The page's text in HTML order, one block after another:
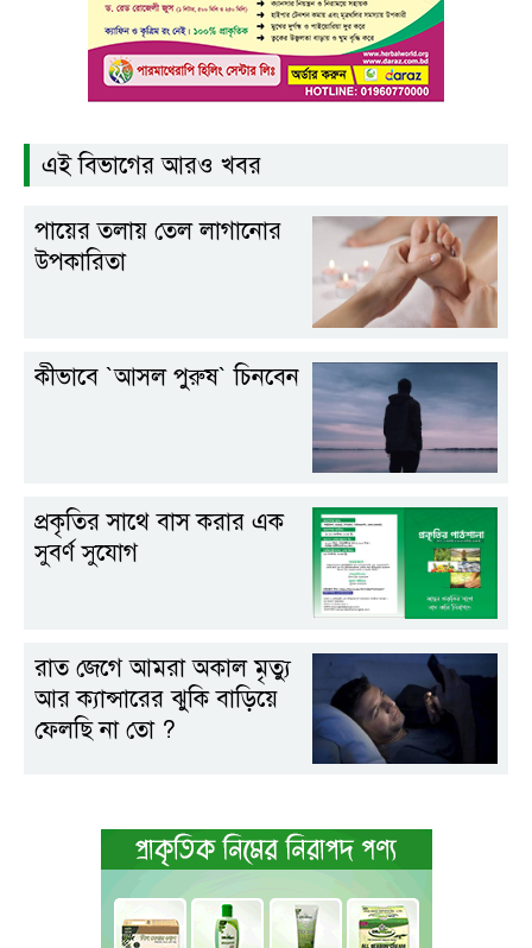
এই বিভাগের আরও খবর
পায়ের তলায় তেল লাগানোর
উপকারিতা
কীভাবে ‍‍`আসল পুরুষ‍‍` চিনবেন
প্রকৃতির সাথে বাস করার এক
সুবর্ণ সুযোগ
রাত জেগে আমরা অকাল মৃত্যু
আর ক্যান্সারের ঝুকি বাড়িয়ে
ফেলছি না তো ?